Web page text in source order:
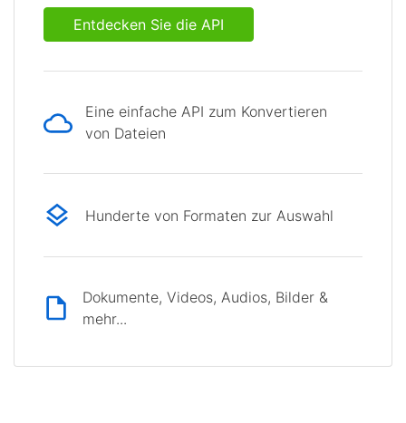
Entdecken Sie die API
Eine einfache API zum Konvertieren
von Dateien
Hunderte von Formaten zur Auswahl
Dokumente, Videos, Audios, Bilder &
mehr...